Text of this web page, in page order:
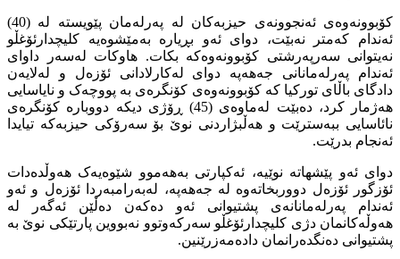
کۆبوونەوەی ئەنجوونەی حیزبەکان لە پەرلەمان پێویستە لە (40)
ئەندام کەمتر نەبێت، دوای ئەو بڕیارە بەمێشوەیە کلیچدارئۆغڵو
نەیتوانی سەرپەرشتی کۆبوونەوەکە بکات. هاوکات لەسەر داوای
ئەندام پەرلەمانانی جەهەپە دوای لەکارلادانی ئۆزەل و لەلایەن
دادگای باڵای تورکیا کە کۆبوونەوەی کۆنگرەی بە پووچەک و نایاسایی
هەژمار کرد، دەبێت لەماوەی (45) ڕۆژی دیکە دووبارە کۆنگرەی
نائاسایی ببەسترێت و هەڵبژاردنی نوێ بۆ سەرۆکی حیزبەکە تیایدا
ئەنجام بدرێت.
دوای ئەو پێشهاتە نوێیە، ئەکپارتی بەهەموو شێوەیەک هەوڵدەدات
ئۆزگور ئۆزەل دووربخاتەوە لە جەهەپە، لەبەرامبەردا ئۆزەل و ئەو
ئەندام پەرلەمانانەی پشتیوانی ئەو دەکەن دەڵێن ئەگەر لە
هەوڵەکانمان دژی کلیچدارئۆغڵو سەرکەوتوو نەبووین پارتێکی نوێ بە
پشتیوانی دەنگدەرانمان دادەمەزرێنین.